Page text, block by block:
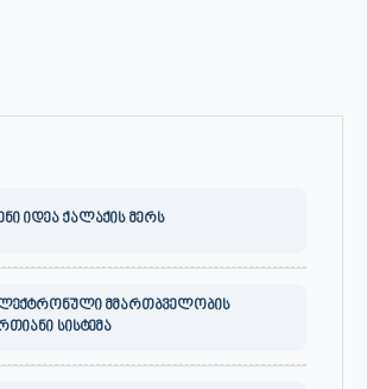
იდეა ქალაქის მერს
მმართბველობის
სისტემა